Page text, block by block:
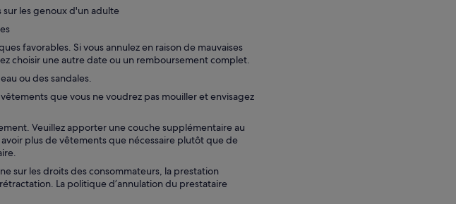
sur les genoux d'un adulte
favorables. Si vous annulez en raison de mauvaises
choisir une autre date ou un remboursement complet.
ou des sandales.
que vous ne voudrez pas mouiller et envisagez
Veuillez apporter une couche supplémentaire au
plus de vêtements que nécessaire plutôt que de
sur les droits des consommateurs, la prestation
La politique d’annulation du prestataire